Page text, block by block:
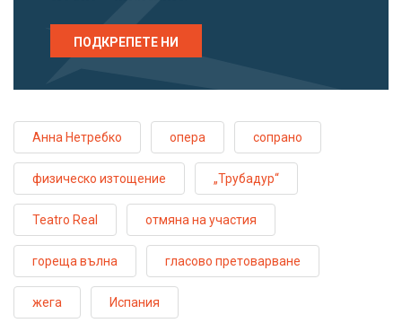
ПОДКРЕПЕТЕ НИ
Анна Нетребко опера сопрано
физическо изтощение „Трубадур“
Teatro Real отмяна на участия
гореща вълна гласово претоварване
жега Испания